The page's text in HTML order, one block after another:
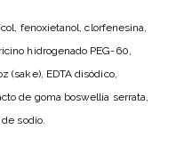
fenoxietanol, clorfenesina,
hidrogenado PEG-60,
(sake), EDTA disódico,
de goma boswellia serrata,
sodio.